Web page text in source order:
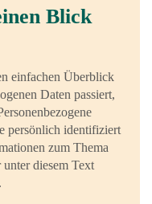
Blick
einfachen Überblick
Daten passiert,
persönlich identifiziert
zum Thema
unter diesem Text